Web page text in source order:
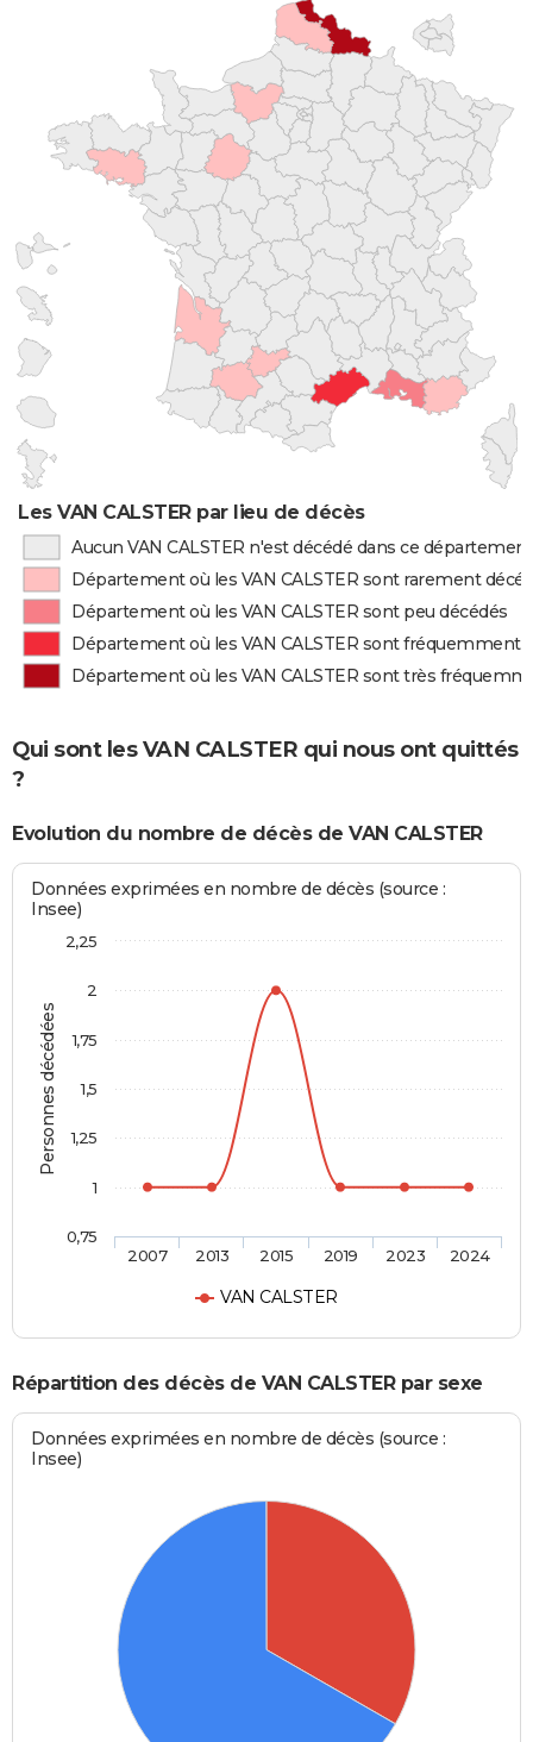
Les VAN CALSTER par lieu de décès
Aucun VAN CALSTER n'est décédé dans ce département
Département où les VAN CALSTER sont rarement
Département où les VAN CALSTER sont peu décédés
Département où les VAN CALSTER sont fréquemment
Département où les VAN CALSTER sont très
Qui sont les VAN CALSTER qui nous ont quittés
?
Evolution du nombre de décès de VAN CALSTER
Personnes décédées
Données exprimées en nombre de décès (source :
Insee)
VAN CALSTER
2007 2013 2015 2019 2023 2024
0,75
1
1,25
1,5
1,75
2
2,25
Répartition des décès de VAN CALSTER par sexe
Données exprimées en nombre de décès (source :
Insee)